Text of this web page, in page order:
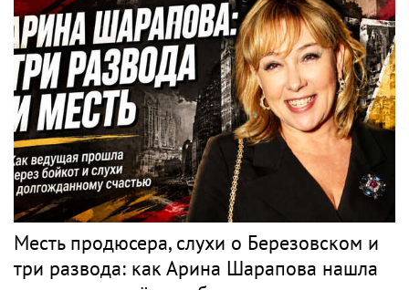
Певец Билан признался в слушателям в
любви после критики
PR
БОРИС Классика